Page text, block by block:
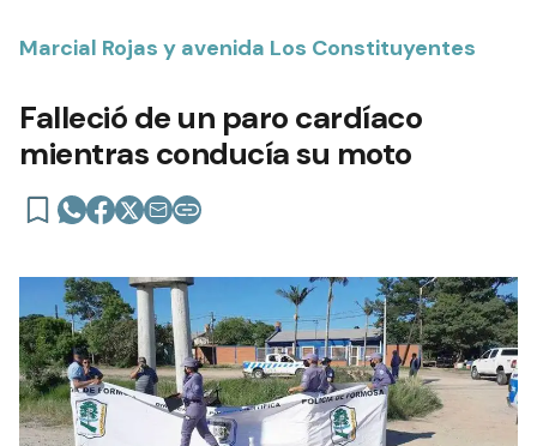
Marcial Rojas y avenida Los Constituyentes
Falleció de un paro cardíaco
mientras conducía su moto